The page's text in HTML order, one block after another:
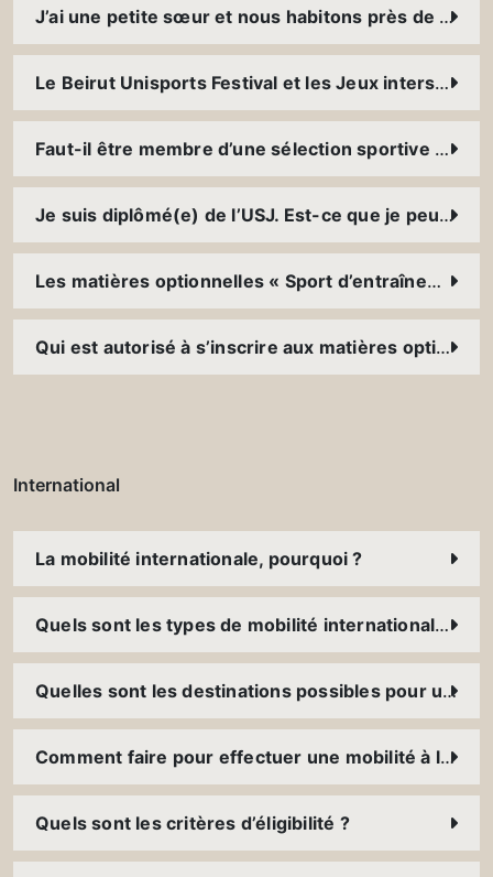
J’ai une petite sœur et nous habitons près de l’USJ, est-ce qu’il y a des programmes d’entraînements et de compétitions pour les enfants ?
Le Beirut Unisports Festival et les Jeux interscolaires de l’USJ ; comment vivre l’expérience ?
Faut-il être membre d’une sélection sportive pour participer au « Beach University Games » ?
Je suis diplômé(e) de l’USJ. Est-ce que je peux toujours pratiquer mon sport à l’USJ ?
Les matières optionnelles « Sport d’entraînements » du Service du sport ; il s’agit de cours à 100% pratiques ou il y a de la théorie ?
Qui est autorisé à s’inscrire aux matières optionnelles « Sport de compétition » du Service du sport ?
International
La mobilité internationale, pourquoi ?
Quels sont les types de mobilité internationale ?
Quelles sont les destinations possibles pour une mobilité à l’international ?
Comment faire pour effectuer une mobilité à l’international ?
Quels sont les critères d’éligibilité ?